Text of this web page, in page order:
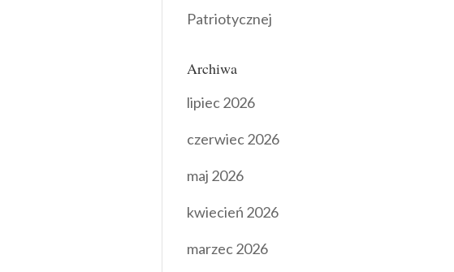
Patriotycznej
Archiwa
lipiec 2026
czerwiec 2026
maj 2026
kwiecień 2026
marzec 2026